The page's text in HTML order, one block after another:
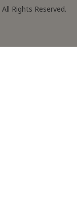
All Rights Reserved.